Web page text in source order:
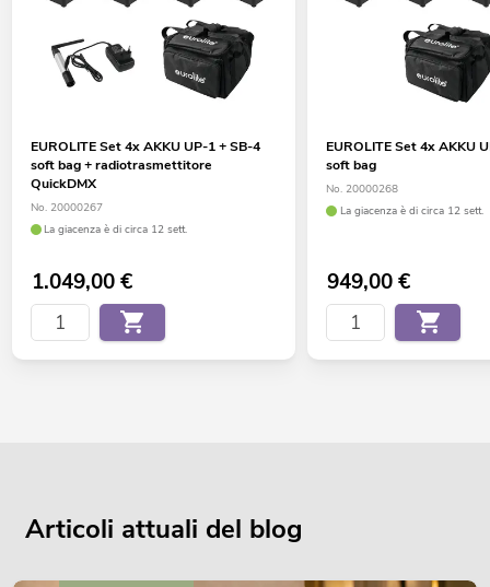
EUROLITE Set 4x AKKU UP-1 + SB-4
soft bag + radiotrasmettitore
QuickDMX
No. 20000267
La giacenza è di circa 12 sett.
1.049,00€
EUROLITE Set 4x AKKU
soft bag
No. 20000268
La giacenza è di circa 12 sett.
949,00€
Articoli attuali del blog